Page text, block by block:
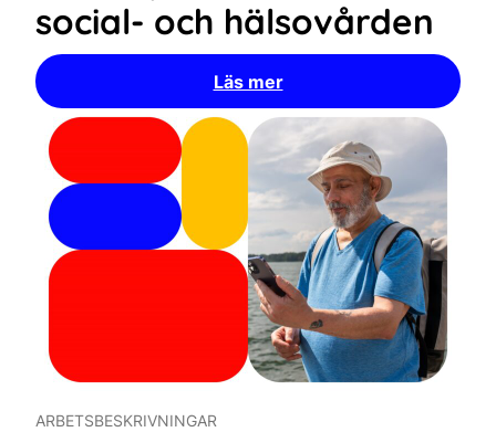
social- och hälsovården
Läs mer
ARBETSBESKRIVNINGAR